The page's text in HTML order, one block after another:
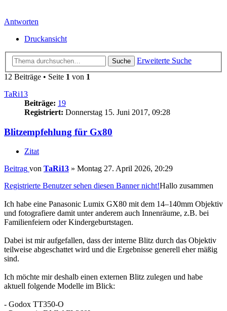
Antworten
Druckansicht
Suche
Erweiterte Suche
12 Beiträge • Seite 1 von 1
TaRi13
Beiträge: 19
Registriert: Donnerstag 15. Juni 2017, 09:28
Blitzempfehlung für Gx80
Zitat
Beitrag von TaRi13 » Montag 27. April 2026, 20:29
Registrierte Benutzer sehen diesen Banner nicht!Hallo zusammen
Ich habe eine Panasonic Lumix GX80 mit dem 14–140mm Objektiv
und fotografiere damit unter anderem auch Innenräume, z.B. bei
Familienfeiern oder Kindergeburtstagen.
Dabei ist mir aufgefallen, dass der interne Blitz durch das Objektiv
teilweise abgeschattet wird und die Ergebnisse generell eher mäßig
sind.
Ich möchte mir deshalb einen externen Blitz zulegen und habe
aktuell folgende Modelle im Blick:
- Godox TT350-O